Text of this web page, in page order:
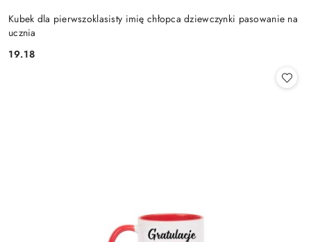
Kubek dla pierwszoklasisty imię chłopca dziewczynki pasowanie na
ucznia
Cena:
19.18